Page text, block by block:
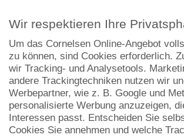
Lesekompetenz gezielt fördern
nachhaltig stärken
Wir respektieren Ihre
Um das Cornelsen Online-Angebot
zu können, sind Cookies erforderlich.
wir Tracking- und Analysetools.
andere Trackingtechniken nutzen wir
Werbepartner, wie z. B. Google und
personalisierte Werbung anzuzeigen,
Interessen passt. Entscheiden Sie
Cookies Sie annehmen und welche